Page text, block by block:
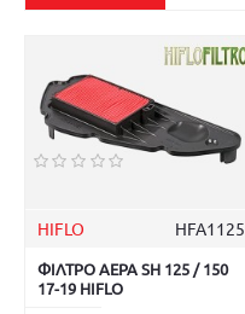
HIFLO HFA1125
ΦΙΛΤΡΟ ΑΕΡΑ SH 125 / 150
17-19 HIFLO